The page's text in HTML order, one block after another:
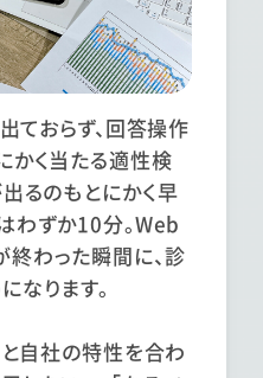
ておらず、回答操作
かく当たる適性検
るのもとにかく早
わずか10分。Web
わった瞬間に、診
なります。
自社の特性を合わ